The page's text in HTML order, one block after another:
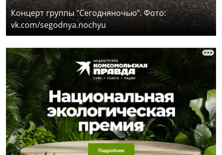
Концерт группы "Сегодняночью". Фото:
vk.com/segodnya.nochyu